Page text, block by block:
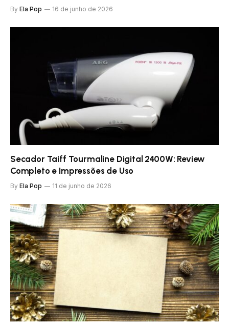
By Ela Pop 16 de junho de 2026
Secador Taiff Tourmaline Digital 2400W: Review
Completo e Impressões de Uso
By Ela Pop 11 de junho de 2026